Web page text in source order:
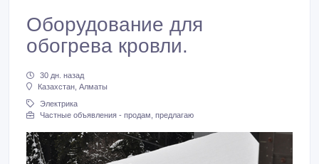
Оборудование для
обогрева кровли.
30 дн. назад
Казахстан, Алматы
Электрика
Частные объявления - продам, предлагаю